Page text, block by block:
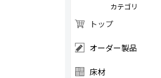
カテゴリ
トップ
オーダー製品
床材